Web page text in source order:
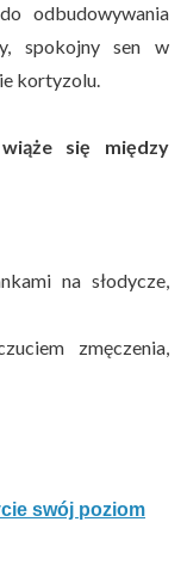
odbudowywania
spokojny sen w
kortyzolu.
się między
na słodycze,
zmęczenia,
swój poziom